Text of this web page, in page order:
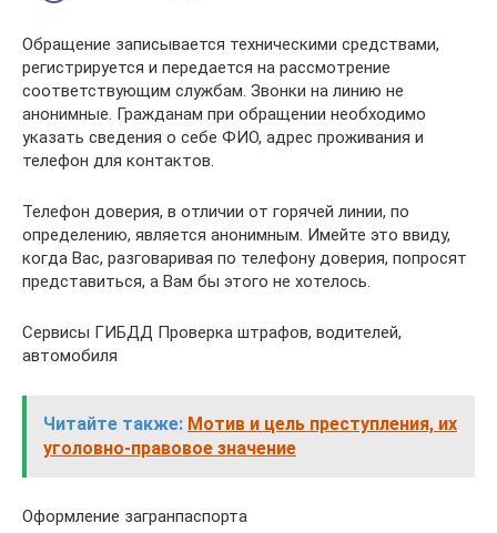
Обращение записывается техническими средствами,
регистрируется и передается на рассмотрение
соответствующим службам. Звонки на линию не
анонимные. Гражданам при обращении необходимо
указать сведения о себе ФИО, адрес проживания и
телефон для контактов.
Телефон доверия, в отличии от горячей линии, по
определению, является анонимным. Имейте это ввиду,
когда Вас, разговаривая по телефону доверия, попросят
представиться, а Вам бы этого не хотелось.
Сервисы ГИБДД Проверка штрафов, водителей,
автомобиля
Читайте также: Мотив и цель преступления, их
уголовно-правовое значение
Оформление загранпаспорта